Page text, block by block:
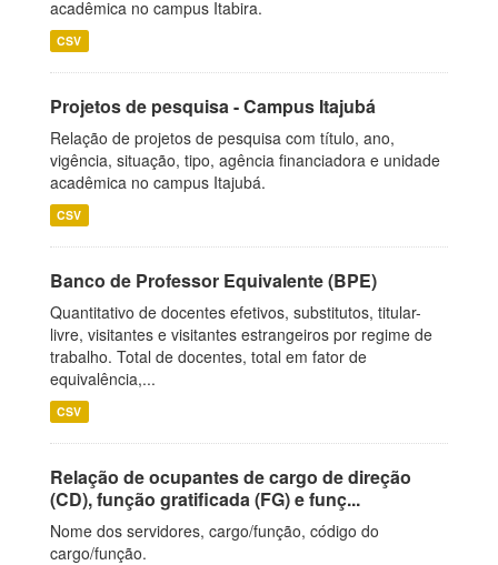
acadêmica no campus Itabira.
CSV
Projetos de pesquisa - Campus Itajubá
Relação de projetos de pesquisa com título, ano,
vigência, situação, tipo, agência financiadora e unidade
acadêmica no campus Itajubá.
CSV
Banco de Professor Equivalente (BPE)
Quantitativo de docentes efetivos, substitutos, titular-
livre, visitantes e visitantes estrangeiros por regime de
trabalho. Total de docentes, total em fator de
equivalência,...
CSV
Relação de ocupantes de cargo de direção
(CD), função gratificada (FG) e funç...
Nome dos servidores, cargo/função, código do
cargo/função.